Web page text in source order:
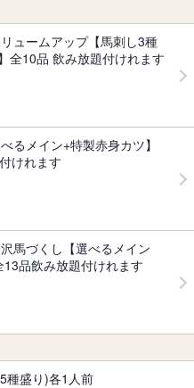
ュームアップ【馬刺し3種
全10品 飲み放題付けれます
るメイン+特製赤身カツ】
けれます
馬づくし【選べるメイン
品飲み放題付けれます
種盛り)各1人前